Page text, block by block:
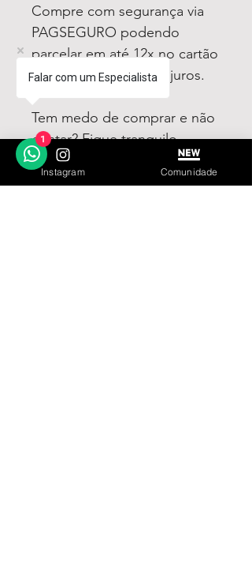
Compre com segurança via
PAGSEGURO podendo
parcelar em até 12x no cartão
sendo em até 4x sem juros.
Tem medo de comprar e não
gostar? Fique tranquilo,
garantimos a sua satisfação
ou devolvemos o seu
Instagram Comunidade
Falar com um Especialista
1